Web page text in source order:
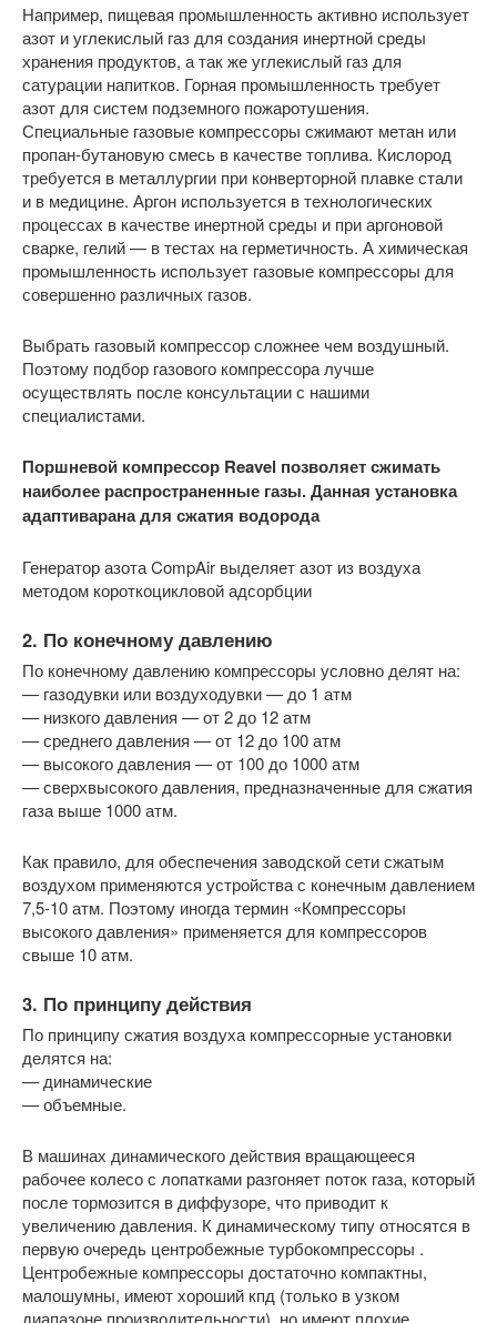
Например, пищевая промышленность активно использует
азот и углекислый газ для создания инертной среды
хранения продуктов, а так же углекислый газ для
сатурации напитков. Горная промышленность требует
азот для систем подземного пожаротушения.
Специальные газовые компрессоры сжимают метан или
пропан-бутановую смесь в качестве топлива. Кислород
требуется в металлургии при конверторной плавке стали
и в медицине. Аргон используется в технологических
процессах в качестве инертной среды и при аргоновой
сварке, гелий — в тестах на герметичность. А химическая
промышленность использует газовые компрессоры для
совершенно различных газов.
Выбрать газовый компрессор сложнее чем воздушный.
Поэтому подбор газового компрессора лучше
осуществлять после консультации с нашими
специалистами.
Поршневой компрессор Reavel позволяет сжимать
наиболее распространенные газы. Данная установка
адаптиварана для сжатия водорода
Генератор азота CompAir выделяет азот из воздуха
методом короткоцикловой адсорбции
2. По конечному давлению
По конечному давлению компрессоры условно делят на:
— газодувки или воздуходувки — до 1 атм
— низкого давления — от 2 до 12 атм
— среднего давления — от 12 до 100 атм
— высокого давления — от 100 до 1000 атм
— сверхвысокого давления, предназначенные для сжатия
газа выше 1000 атм.
Как правило, для обеспечения заводской сети сжатым
воздухом применяются устройства с конечным давлением
7,5-10 атм. Поэтому иногда термин «Компрессоры
высокого давления» применяется для компрессоров
свыше 10 атм.
3. По принципу действия
По принципу сжатия воздуха компрессорные установки
делятся на:
— динамические
— объемные.
В машинах динамического действия вращающееся
рабочее колесо с лопатками разгоняет поток газа, который
после тормозится в диффузоре, что приводит к
увеличению давления. К динамическому типу относятся в
первую очередь центробежные турбокомпрессоры .
Центробежные компрессоры достаточно компактны,
малошумны, имеют хороший кпд (только в узком
диапазоне производительности), но имеют плохие